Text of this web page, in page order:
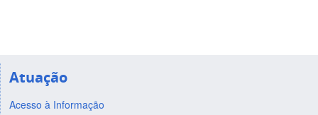
Atuação
Acesso à Informação